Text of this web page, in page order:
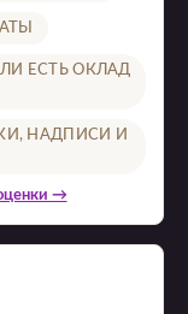
ЕСТЬ ОКЛАД
НАДПИСИ И
→